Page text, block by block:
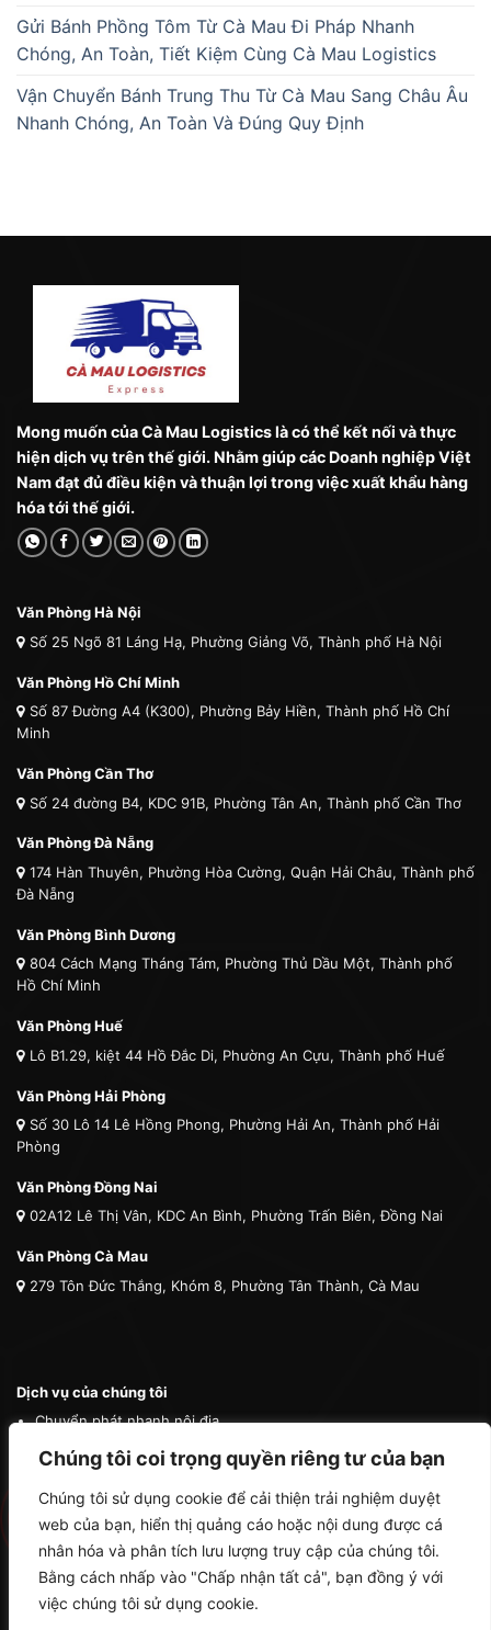
Chúng tôi coi trọng quyền riêng tư của bạn
Chúng tôi sử dụng cookie để cải thiện trải nghiệm duyệt
web của bạn, hiển thị quảng cáo hoặc nội dung được cá
nhân hóa và phân tích lưu lượng truy cập của chúng tôi.
Bằng cách nhấp vào "Chấp nhận tất cả", bạn đồng ý với
việc chúng tôi sử dụng cookie.
Gửi Bánh Phồng Tôm Từ Cà Mau Đi Pháp Nhanh
Chóng, An Toàn, Tiết Kiệm Cùng Cà Mau Logistics
Vận Chuyển Bánh Trung Thu Từ Cà Mau Sang Châu Âu
Nhanh Chóng, An Toàn Và Đúng Quy Định
Mong muốn của Cà Mau Logistics là có thể kết nối và thực
hiện dịch vụ trên thế giới. Nhằm giúp các Doanh nghiệp Việt
Nam đạt đủ điều kiện và thuận lợi trong việc xuất khẩu hàng
hóa tới thế giới.
Văn Phòng Hà Nội
Số 25 Ngõ 81 Láng Hạ, Phường Giảng Võ, Thành phố Hà Nội
Văn Phòng Hồ Chí Minh
Số 87 Đường A4 (K300), Phường Bảy Hiền, Thành phố Hồ Chí
Minh
Văn Phòng Cần Thơ
Số 24 đường B4, KDC 91B, Phường Tân An, Thành phố Cần Thơ
Văn Phòng Đà Nẵng
174 Hàn Thuyên, Phường Hòa Cường, Quận Hải Châu, Thành phố
Đà Nẵng
Văn Phòng Bình Dương
804 Cách Mạng Tháng Tám, Phường Thủ Dầu Một, Thành phố
Hồ Chí Minh
Văn Phòng Huế
Lô B1.29, kiệt 44 Hồ Đắc Di, Phường An Cựu, Thành phố Huế
Văn Phòng Hải Phòng
Số 30 Lô 14 Lê Hồng Phong, Phường Hải An, Thành phố Hải
Phòng
Văn Phòng Đồng Nai
02A12 Lê Thị Vân, KDC An Bình, Phường Trấn Biên, Đồng Nai
Văn Phòng Cà Mau
279 Tôn Đức Thắng, Khóm 8, Phường Tân Thành, Cà Mau
Dịch vụ của chúng tôi
Chuyển phát nhanh nội địa
Chuyển phát nhanh quốc tế
Vận chuyển thú cưng
Mua hộ hàng nước ngoài